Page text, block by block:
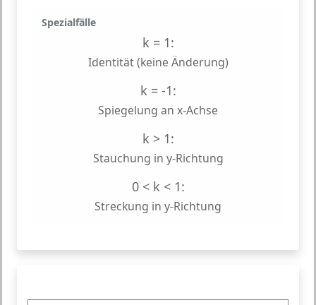
Spezialfälle
k = 1:
Identität (keine Änderung)
k = -1:
Spiegelung an x-Achse
k > 1:
Stauchung in y-Richtung
0 < k < 1:
Streckung in y-Richtung